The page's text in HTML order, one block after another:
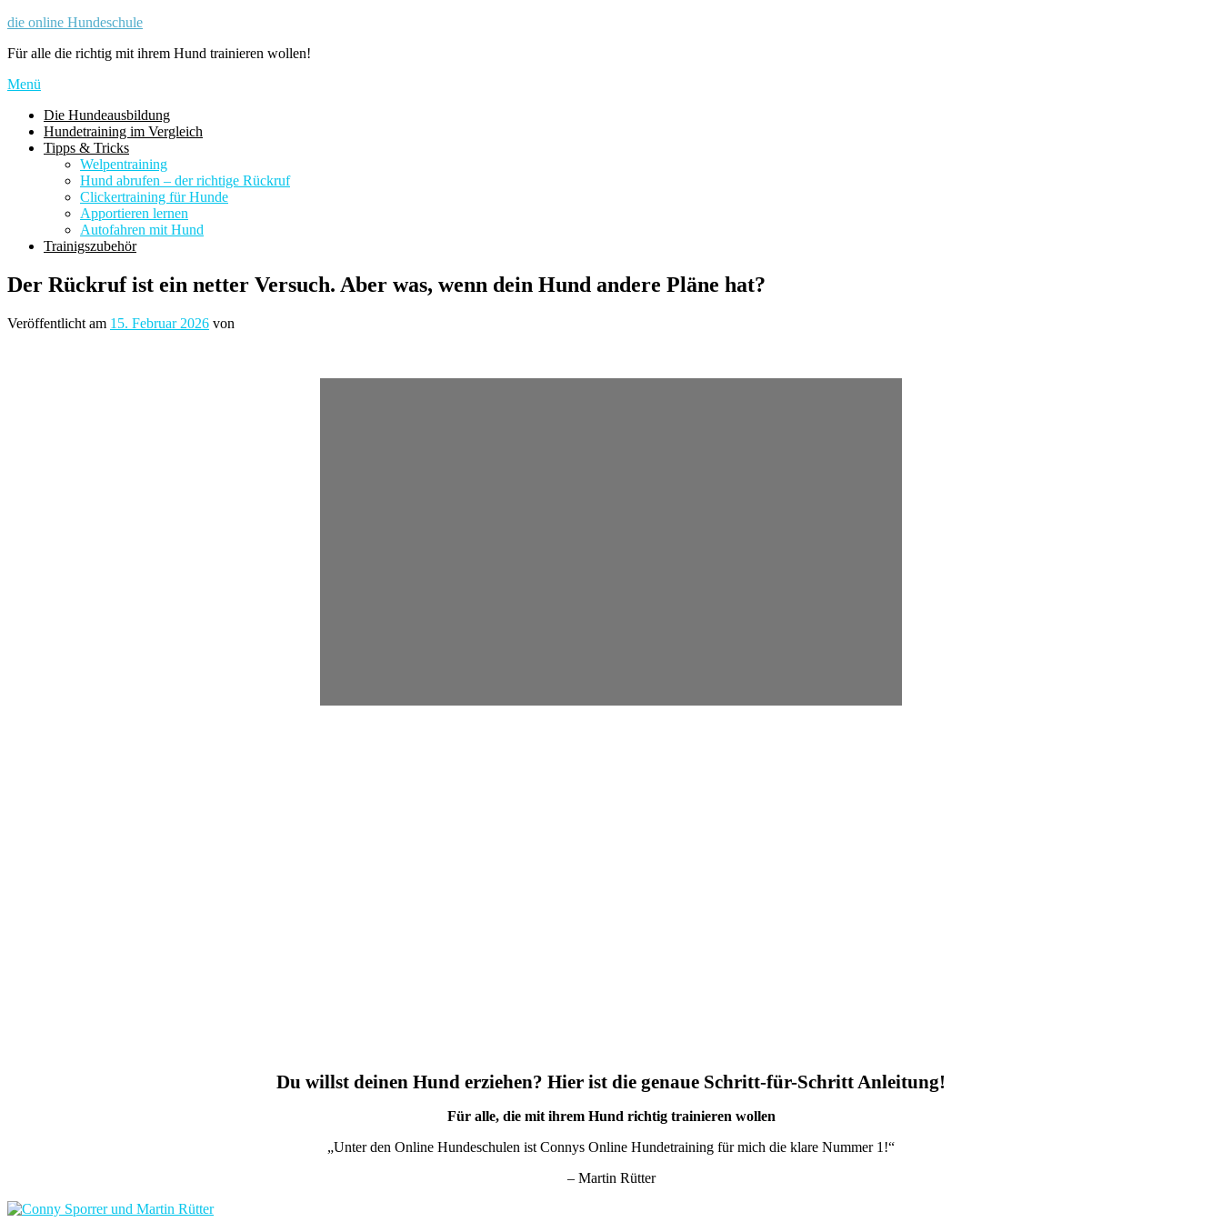
Zum
springen
die online Hundeschule
Für alle die richtig mit ihrem Hund trainieren wollen!
Menü
Die Hundeausbildung
Hundetraining im Vergleich
Tipps & Tricks
Welpentraining
Hund abrufen – der richtige Rückruf
Clickertraining für Hunde
Apportieren lernen
Autofahren mit Hund
Trainigszubehör
Der Rückruf ist ein netter Versuch. Aber was, wenn dein Hund andere Pläne hat?
Veröffentlicht am 15. Februar 2026 von
Du willst deinen Hund erziehen? Hier ist die genaue Schritt-für-Schritt Anleitung!
Für alle, die mit ihrem Hund richtig trainieren wollen
„Unter den Online Hundeschulen ist Connys Online Hundetraining für mich die klare Nummer 1!“
– Martin Rütter